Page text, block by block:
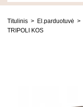
Titulinis El.parduotuvė
TRIPOLI KOS